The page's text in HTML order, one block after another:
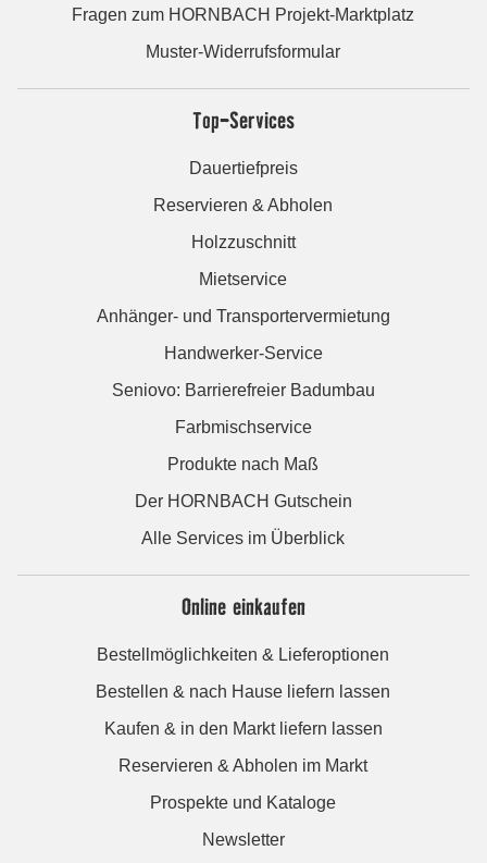
Fragen zum HORNBACH Projekt-Marktplatz
Muster-Widerrufsformular
Top-Services
Dauertiefpreis
Reservieren & Abholen
Holzzuschnitt
Mietservice
Anhänger- und Transportervermietung
Handwerker-Service
Seniovo: Barrierefreier Badumbau
Farbmischservice
Produkte nach Maß
Der HORNBACH Gutschein
Alle Services im Überblick
Online einkaufen
Bestellmöglichkeiten & Lieferoptionen
Bestellen & nach Hause liefern lassen
Kaufen & in den Markt liefern lassen
Reservieren & Abholen im Markt
Prospekte und Kataloge
Newsletter